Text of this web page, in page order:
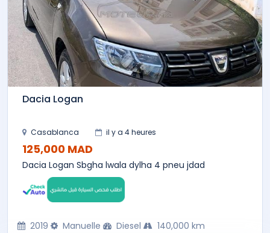
Dacia Logan
Casablanca il y a 4 heures
125,000 MAD
Dacia Logan Sbgha lwala dylha 4 pneu jdad
2019 Manuelle Diesel 140,000 km